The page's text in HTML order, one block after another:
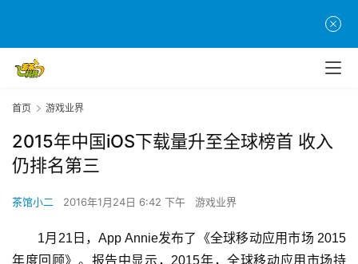
首页 游戏业界
2015年中国iOS下载量升至全球榜首 收入
仍排名第三
茶馆小二 2016年1月24日 6:42 下午 游戏业界
1月21日，App Annie发布了《全球移动应用市场 2015
年度回顾》。报告中显示，2015年，全球移动应用市场持